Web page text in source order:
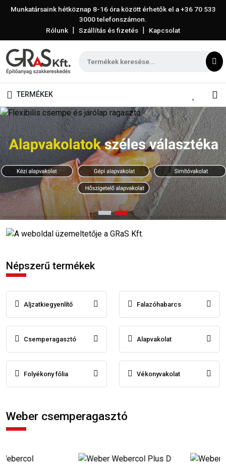
Munkatársaink hétköznap 8-16 óra között érhetők el a+36 70 533
3000telefonszámon.
Rólunk | Szállítás és fizetés | Kapcsolat
TERMÉKEK
Népszerű termékek
Aljzatkiegyenlítő Falazóhabarcs
Csemperagasztó Alapvakolat
Folyékony fólia Vékonyvakolat
Weber csemperagasztó